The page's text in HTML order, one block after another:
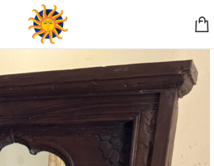
į paštomatą apsiperkant už 30€!!